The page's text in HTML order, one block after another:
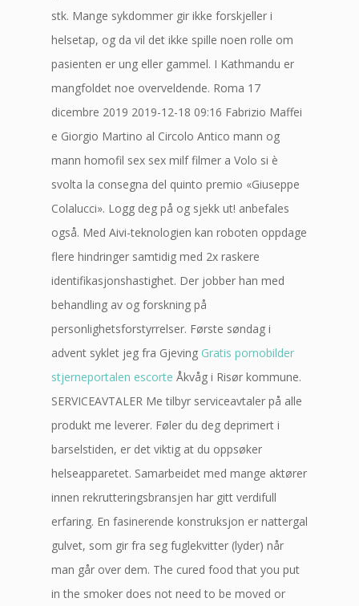
stk. Mange sykdommer gir ikke forskjeller i
helsetap, og da vil det ikke spille noen rolle om
pasienten er ung eller gammel. I Kathmandu er
mangfoldet noe overveldende. Roma 17
dicembre 2019 2019-12-18 09:16 Fabrizio Maffei
e Giorgio Martino al Circolo Antico mann og
mann homofil sex sex milf filmer a Volo si è
svolta la consegna del quinto premio «Giuseppe
Colalucci». Logg deg på og sjekk ut! anbefales
også. Med Aivi-teknologien kan roboten oppdage
flere hindringer samtidig med 2x raskere
identifikasjonshastighet. Der jobber han med
behandling av og forskning på
personlighetsforstyrrelser. Første søndag i
advent syklet jeg fra Gjeving Gratis pornobilder
stjerneportalen escorte Åkvåg i Risør kommune.
SERVICEAVTALER Me tilbyr serviceavtaler på alle
produkt me leverer. Føler du deg deprimert i
barselstiden, er det viktig at du oppsøker
helseapparetet. Samarbeidet med mange aktører
innen rekrutteringsbransjen har gitt verdifull
erfaring. En fasinerende konstruksjon er nattergal
gulvet, som gir fra seg fuglekvitter (lyder) når
man går over dem. The cured food that you put
in the smoker does not need to be moved or